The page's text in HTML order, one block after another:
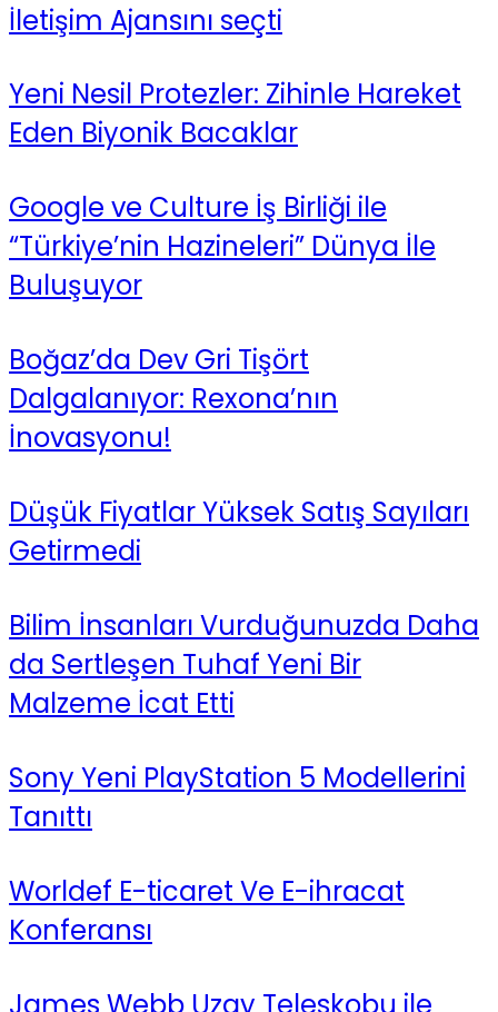
İletişim Ajansını seçti
Yeni Nesil Protezler: Zihinle Hareket
Eden Biyonik Bacaklar
Google ve Culture İş Birliği ile
“Türkiye’nin Hazineleri” Dünya İle
Buluşuyor
Boğaz’da Dev Gri Tişört
Dalgalanıyor: Rexona’nın
İnovasyonu!
Düşük Fiyatlar Yüksek Satış Sayıları
Getirmedi
Bilim İnsanları Vurduğunuzda Daha
da Sertleşen Tuhaf Yeni Bir
Malzeme İcat Etti
Sony Yeni PlayStation 5 Modellerini
Tanıttı
Worldef E-ticaret Ve E-ihracat
Konferansı
James Webb Uzay Teleskobu ile